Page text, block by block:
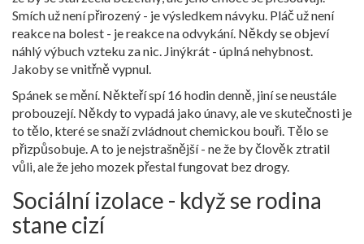
Smích už není přirozený - je výsledkem návyku. Pláč už není
reakce na bolest - je reakce na odvykání. Někdy se objeví
náhlý výbuch vzteku za nic. Jinýkrát - úplná nehybnost.
Jakoby se vnitřně vypnul.
Spánek se mění. Někteří spí 16 hodin denně, jiní se neustále
probouzejí. Někdy to vypadá jako únavy, ale ve skutečnosti je
to tělo, které se snaží zvládnout chemickou bouři. Tělo se
přizpůsobuje. A to je nejstrašnější - ne že by člověk ztratil
vůli, ale že jeho mozek přestal fungovat bez drogy.
Sociální izolace - když se rodina
stane cizí